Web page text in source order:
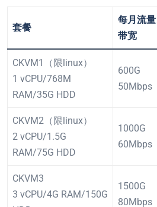
套餐
每月流量
带宽
CKVM1（限linux）
1 vCPU/768M
RAM/35G HDD
600G
50Mbps
CKVM2（限linux）
2 vCPU/1.5G
RAM/75G HDD
1000G
60Mbps
CKVM3
3 vCPU/4G RAM/150G
1500G
80Mbps